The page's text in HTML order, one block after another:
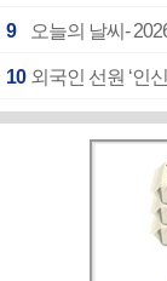
9 오늘의 날씨-
10 외국인 선원 ‘인